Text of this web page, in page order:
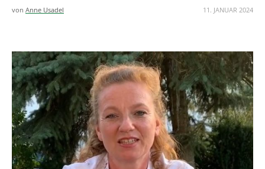
11. JANUAR 2024
von Anne Usadel